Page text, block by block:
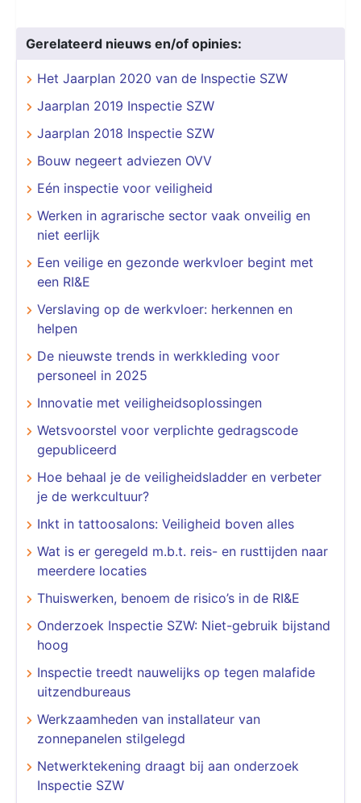
Gerelateerd nieuws en/of opinies:
Het Jaarplan 2020 van de Inspectie SZW
Jaarplan 2019 Inspectie SZW
Jaarplan 2018 Inspectie SZW
Bouw negeert adviezen OVV
Eén inspectie voor veiligheid
Werken in agrarische sector vaak onveilig en
niet eerlijk
​​​​​​​Een veilige en gezonde werkvloer begint met
een RI&E
Verslaving op de werkvloer: herkennen en
helpen
De nieuwste trends in werkkleding voor
personeel in 2025
Innovatie met veiligheidsoplossingen
Wetsvoorstel voor verplichte gedragscode
gepubliceerd
Hoe behaal je de veiligheidsladder en verbeter
je de werkcultuur?
Inkt in tattoosalons: Veiligheid boven alles
Wat is er geregeld m.b.t. reis- en rusttijden naar
meerdere locaties
Thuiswerken, benoem de risico’s in de RI&E
Onderzoek Inspectie SZW: Niet-gebruik bijstand
hoog
Inspectie treedt nauwelijks op tegen malafide
uitzendbureaus
Werkzaamheden van installateur van
zonnepanelen stilgelegd
Netwerktekening draagt bij aan onderzoek
Inspectie SZW